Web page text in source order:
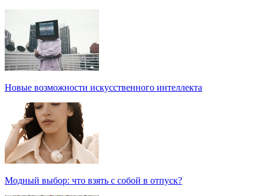
Новые возможности искусственного интеллекта
Модный выбор: что взять с собой в отпуск?